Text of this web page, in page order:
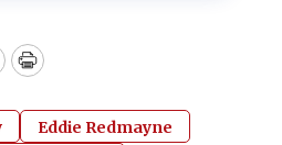
Print
Eddie Redmayne